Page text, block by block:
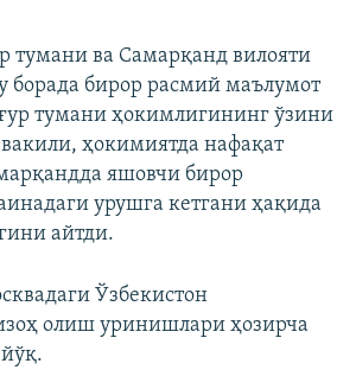
тумани ва Самарқанд вилояти
борада бирор расмий маълумот
тумани ҳокимлигининг ўзини
ҳокимиятда нафақат
яшовчи бирор
урушга кетгани ҳақида
айтди.
Ўзбекистон
олиш уринишлари ҳозирча